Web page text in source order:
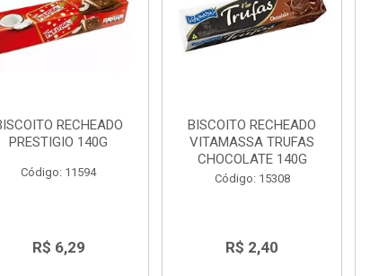
RECHEADO
PRESTIGIO 140G
Código: 11594
R$ 6,29
BISCOITO RECHEADO
VITAMASSA TRUFAS
CHOCOLATE 140G
Código: 15308
R$ 2,40